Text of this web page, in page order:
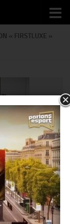
« FIRSTLUXE »
Ker